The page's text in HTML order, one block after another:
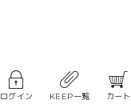
ログイン KEEP一覧 カート